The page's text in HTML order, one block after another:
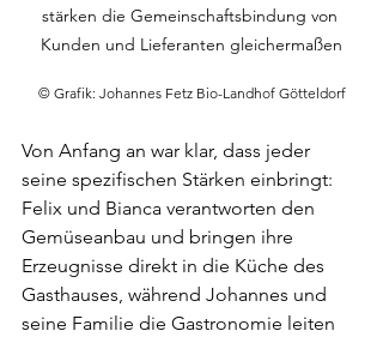
stärken die Gemeinschaftsbindung von
Kunden und Lieferanten gleichermaßen
© Grafik: Johannes Fetz Bio-Landhof Götteldorf
Von Anfang an war klar, dass jeder
seine spezifischen Stärken einbringt:
Felix und Bianca verantworten den
Gemüseanbau und bringen ihre
Erzeugnisse direkt in die Küche des
Gasthauses, während Johannes und
seine Familie die Gastronomie leiten